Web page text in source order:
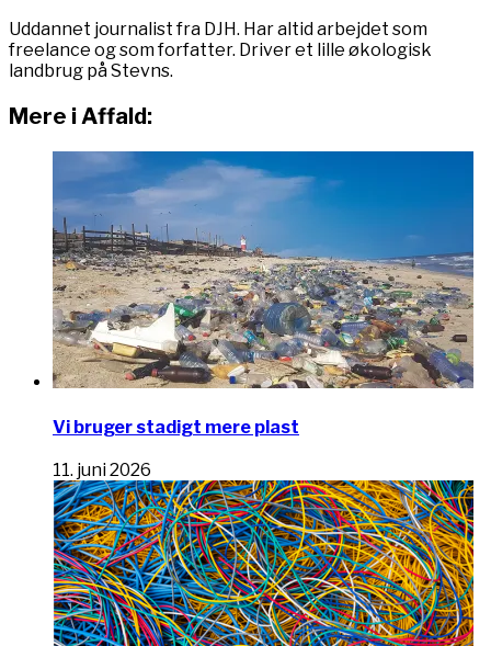
Uddannet journalist fra DJH. Har altid arbejdet som
freelance og som forfatter. Driver et lille økologisk
landbrug på Stevns.
Mere i Affald:
Vi bruger stadigt mere plast
11. juni 2026